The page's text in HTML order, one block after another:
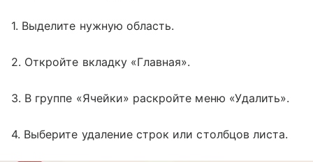
1. Выделите нужную область.
2. Откройте вкладку «Главная».
3. В группе «Ячейки» раскройте меню «Удалить».
4. Выберите удаление строк или столбцов листа.